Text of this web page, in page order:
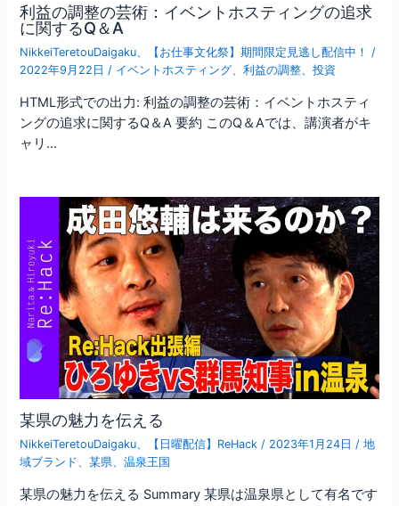
利益の調整の芸術：イベントホスティングの追求
に関するQ＆A
NikkeiTeretouDaigaku、 【お仕事文化祭】期間限定見逃し配信中！ /
2022年9月22日 / イベントホスティング、利益の調整、投資
HTML形式での出力: 利益の調整の芸術：イベントホスティ
ングの追求に関するQ＆A 要約 このQ＆Aでは、講演者がキ
ャリ…
某県の魅力を伝える
NikkeiTeretouDaigaku、 【日曜配信】ReHack / 2023年1月24日 /地
域ブランド、某県、温泉王国
某県の魅力を伝える Summary 某県は温泉県として有名です